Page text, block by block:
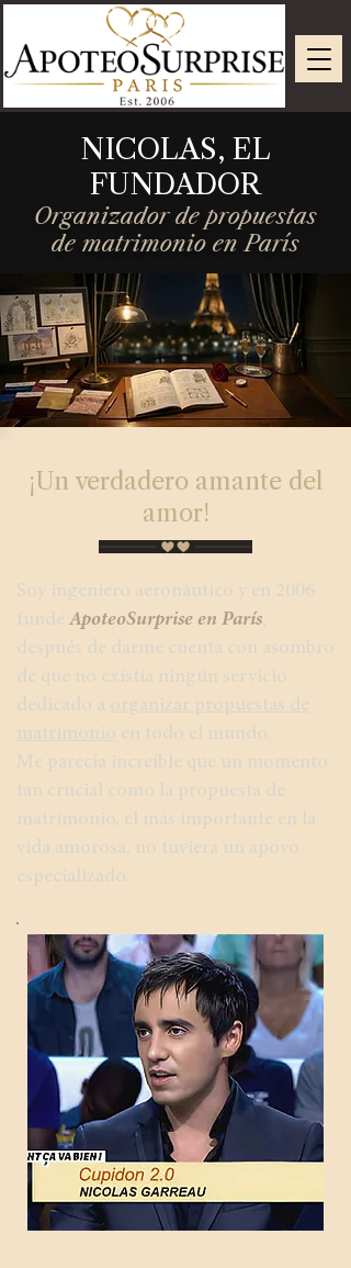
NICOLAS, EL
FUNDADOR
Organizador de propuestas
de matrimonio en París
¡Un verdadero amante del
amor!
Soy ingeniero aeronáutico y en 2006
fundé ApoteoSurprise en París
después de darme cuenta con asombro
de que no existía ningún servicio
dedicado a organizar propuestas de
matrimonio en todo el mundo.
Me parecía increíble que un momento
tan crucial como la propuesta de
matrimonio, el más importante en la
vida amorosa, no tuviera un apoyo
especializado.